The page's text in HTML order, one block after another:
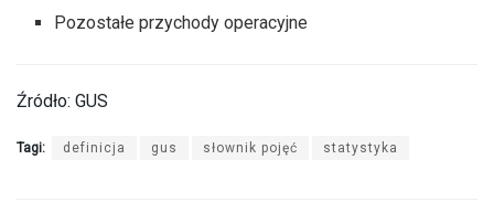
Pozostałe przychody operacyjne
Źródło: GUS
Tagi: definicja gus słownik pojęć statystyka